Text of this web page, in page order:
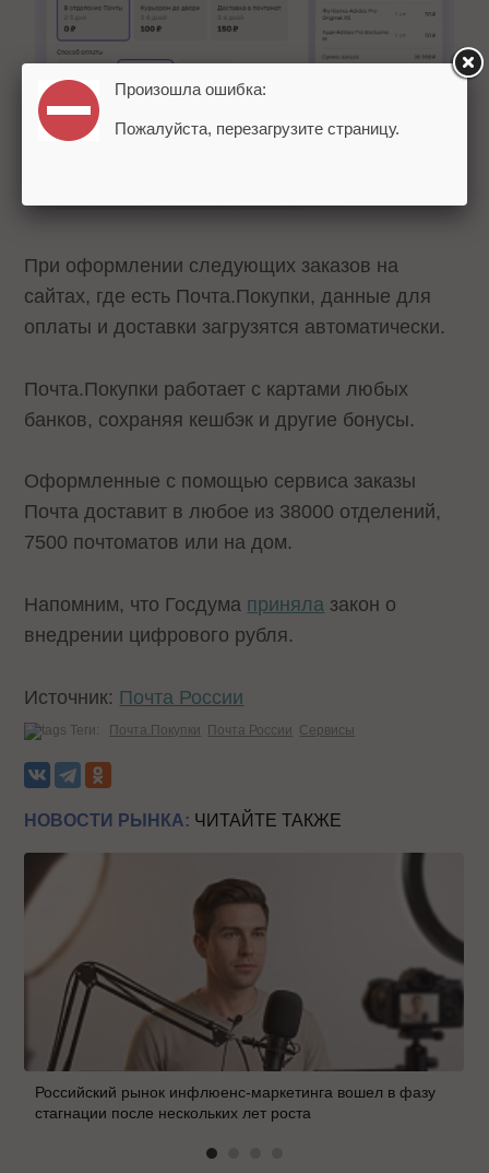
При оформлении следующих заказов на
сайтах, где есть Почта.Покупки, данные для
оплаты и доставки загрузятся автоматически.
Почта.Покупки работает с картами любых
банков, сохраняя кешбэк и другие бонусы.
Оформленные с помощью сервиса заказы
Почта доставит в любое из 38000 отделений,
7500 почтоматов или на дом.
Напомним, что Госдума приняла закон о
внедрении цифрового рубля.
Источник: Почта России
Теги: Почта.Покупки Почта России Сервисы
НОВОСТИ РЫНКА: ЧИТАЙТЕ ТАКЖЕ
Российский рынок инфлюенс-маркетинга вошел в фазу
стагнации после нескольких лет роста
Произошла ошибка:
Пожалуйста, перезагрузите страницу.